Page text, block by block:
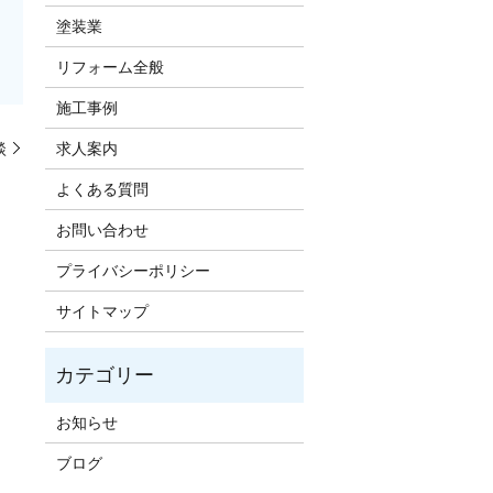
塗装業
リフォーム全般
施工事例
求人案内
よくある質問
お問い合わせ
プライバシーポリシー
サイトマップ
お知らせ
ブログ